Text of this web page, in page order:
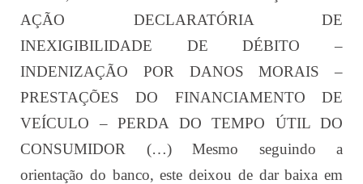
AÇÃO DECLARATÓRIA DE
INEXIGIBILIDADE DE DÉBITO –
INDENIZAÇÃO POR DANOS MORAIS –
PRESTAÇÕES DO FINANCIAMENTO DE
VEÍCULO – PERDA DO TEMPO ÚTIL DO
CONSUMIDOR (…) Mesmo seguindo a
orientação do banco, este deixou de dar baixa em